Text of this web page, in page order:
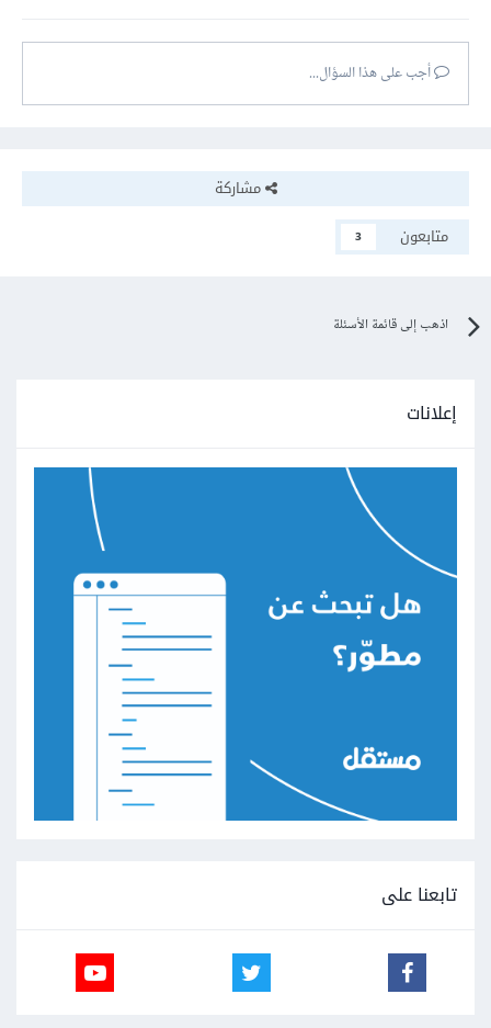
أجب على هذا السؤال...
مشاركة
متابعون
3
اذهب إلى قائمة الأسئلة
إعلانات
تابعنا على